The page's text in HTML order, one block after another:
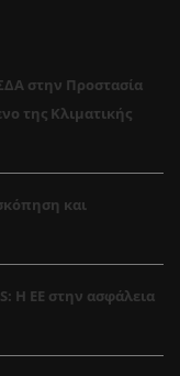
στην Προστασία
της Κλιματικής
και
Η ΕΕ στην ασφάλεια